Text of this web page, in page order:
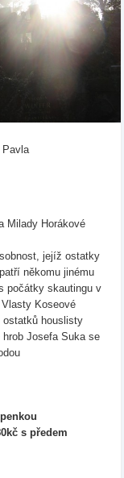
Pavla
Milady Horákové
jejíž ostatky
někomu jinému
počátky skautingu v
Koseové
ostatků houslisty
Josefa Suka se
s předem